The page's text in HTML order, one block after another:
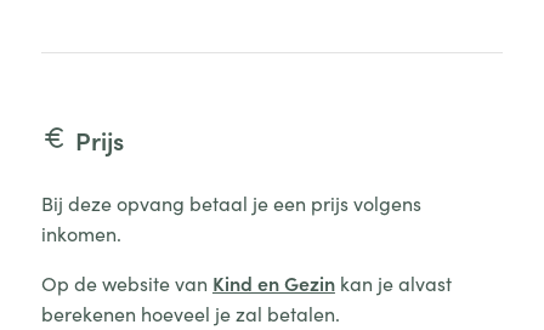
Prijs
Bij deze opvang betaal je een prijs volgens
inkomen.
Op de website van Kind en Gezinkan je alvast
berekenen hoeveel je zal betalen.